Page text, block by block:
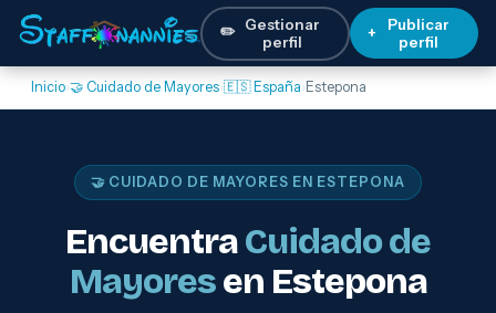
✏️ Gestionar
perfil
+
Publicar
perfil
Inicio›🤝 Cuidado de Mayores›🇪🇸 España› Estepona
🤝 CUIDADO DE MAYORES EN ESTEPONA
EncuentraCuidado de
Mayoresen Estepona